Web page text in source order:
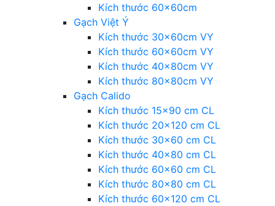
Kích thước 60x60cm
Gạch Việt Ý
Kích thước 30x60cm VY
Kích thước 60x60cm VY
Kích thước 40x80cm VY
Kích thước 80x80cm VY
Gạch Calido
Kích thước 15×90 cm CL
Kích thước 20×120 cm CL
Kích thước 30×60 cm CL
Kích thước 40×80 cm CL
Kích thước 60×60 cm CL
Kích thước 80×80 cm CL
Kích thước 60×120 cm CL